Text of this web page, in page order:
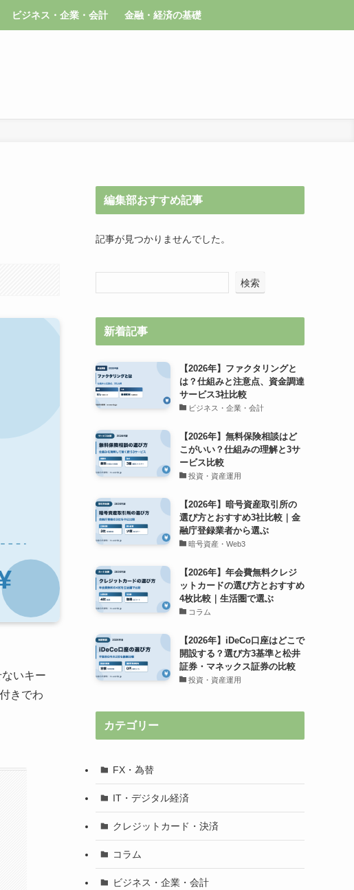
ビジネス・企業・会計 金融・経済の基礎
いキー
きでわ
編集部おすすめ記事
記事が見つかりませんでした。
検索
新着記事
【2026年】ファクタリングと
は？仕組みと注意点、資金調達
サービス3社比較
ビジネス・企業・会計
【2026年】無料保険相談はど
こがいい？仕組みの理解と3サ
ービス比較
投資・資産運用
【2026年】暗号資産取引所の
選び方とおすすめ3社比較｜金
融庁登録業者から選ぶ
暗号資産・Web3
【2026年】年会費無料クレジ
ットカードの選び方とおすすめ
4枚比較｜生活圏で選ぶ
コラム
【2026年】iDeCo口座はどこで
開設する？選び方3基準と松井
証券・マネックス証券の比較
投資・資産運用
カテゴリー
FX・為替
IT・デジタル経済
クレジットカード・決済
コラム
ビジネス・企業・会計